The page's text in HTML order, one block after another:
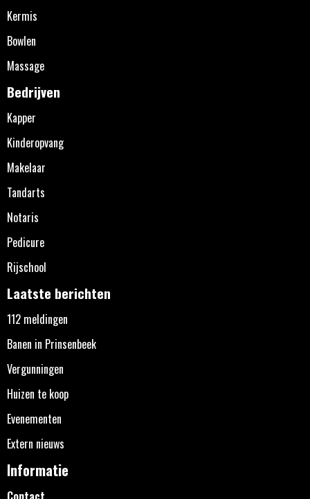
Kermis
Bowlen
Massage
Bedrijven
Kapper
Kinderopvang
Makelaar
Tandarts
Notaris
Pedicure
Rijschool
Laatste berichten
112 meldingen
Banen in Prinsenbeek
Vergunningen
Huizen te koop
Evenementen
Extern nieuws
Informatie